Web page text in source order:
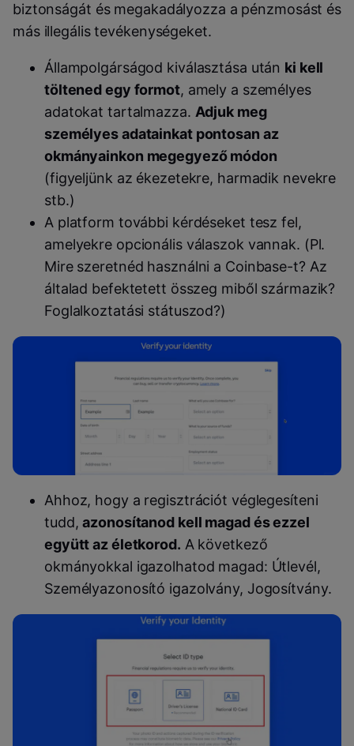
biztonságát és megakadályozza a pénzmosást és
más illegális tevékenységeket.
Állampolgárságod kiválasztása után ki kell
töltened egy formot, amely a személyes
adatokat tartalmazza. Adjuk meg
személyes adatainkat pontosan az
okmányainkon megegyező módon
(figyeljünk az ékezetekre, harmadik nevekre
stb.)
A platform további kérdéseket tesz fel,
amelyekre opcionális válaszok vannak. (Pl.
Mire szeretnéd használni a Coinbase-t? Az
általad befektetett összeg miből származik?
Foglalkoztatási státuszod?)
Ahhoz, hogy a regisztrációt véglegesíteni
tudd,azonosítanod kell magad és ezzel
együtt az életkorod. A következő
okmányokkal igazolhatod magad: Útlevél,
Személyazonosító igazolvány, Jogosítvány.